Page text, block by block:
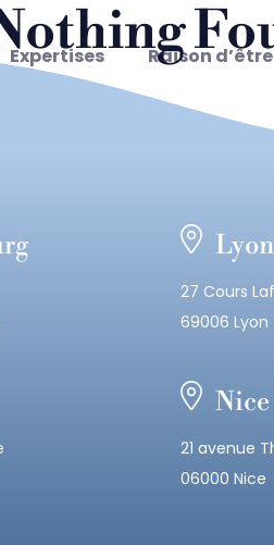
Expertises Raison d’être
Lyon
27 Cours
69006 Lyon
Nice
21 avenue
06000 Nice